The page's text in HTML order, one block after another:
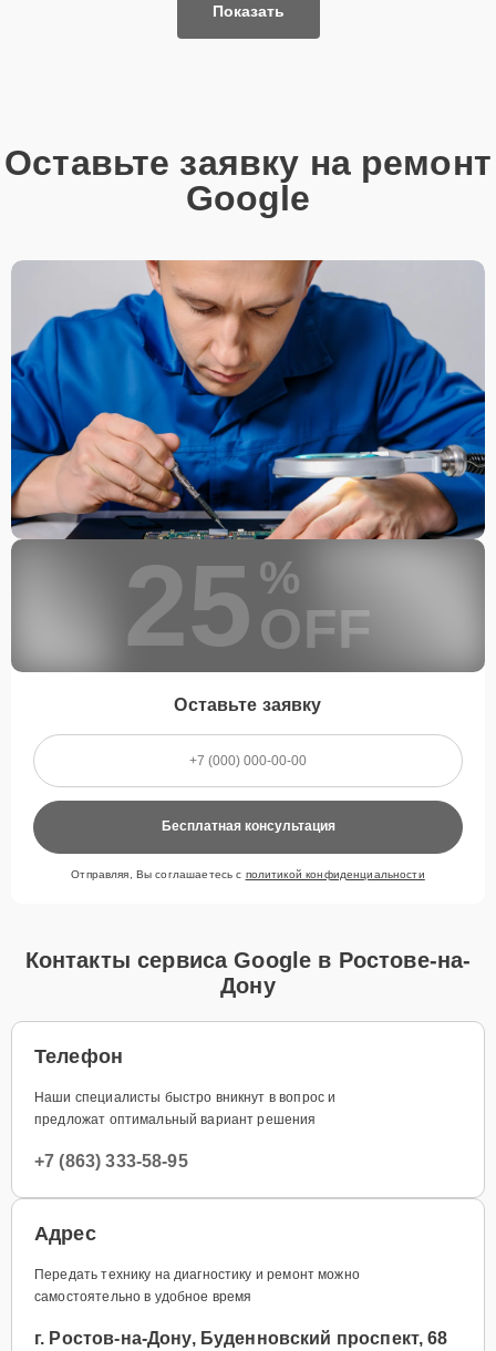
Показать
Оставьте заявку на ремонт
Google
25 %
OFF
Оставьте заявку
Бесплатная консультация
Отправляя, Вы соглашаетесь с политикой конфиденциальности
Контакты сервиса Google в Ростове-на-
Дону
Телефон
Наши специалисты быстро вникнут в вопрос и
предложат оптимальный вариант решения
+7 (863) 333-58-95
Адрес
Передать технику на диагностику и ремонт можно
самостоятельно в удобное время
г. Ростов-на-Дону, Буденновский проспект, 68